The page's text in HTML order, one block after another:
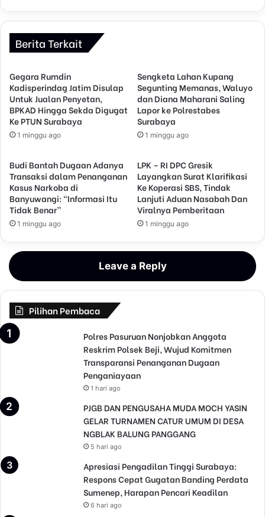
Berita Terkait
Gegara Rumdin
Kadisperindag Jatim Disulap
Untuk Jualan Penyetan,
BPKAD Hingga Sekda Digugat
Ke PTUN Surabaya
1 minggu ago
Sengketa Lahan Kupang
Segunting Memanas, Waluyo
dan Diana Maharani Saling
Lapor ke Polrestabes
Surabaya
1 minggu ago
Budi Bantah Dugaan Adanya
Transaksi dalam Penanganan
Kasus Narkoba di
Banyuwangi: “Informasi Itu
Tidak Benar”
1 minggu ago
LPK – RI DPC Gresik
Layangkan Surat Klarifikasi
Ke Koperasi SBS, Tindak
Lanjuti Aduan Nasabah Dan
Viralnya Pemberitaan
1 minggu ago
Leave a Reply
Pilihan Pembaca
Polres Pasuruan Nonjobkan Anggota
Reskrim Polsek Beji, Wujud Komitmen
Transparansi Penanganan Dugaan
Penganiayaan
1 hari ago
PJGB DAN PENGUSAHA MUDA MOCH YASIN
GELAR TURNAMEN CATUR UMUM DI DESA
NGBLAK BALUNG PANGGANG
5 hari ago
Apresiasi Pengadilan Tinggi Surabaya:
Respons Cepat Gugatan Banding Perdata
Sumenep, Harapan Pencari Keadilan
6 hari ago